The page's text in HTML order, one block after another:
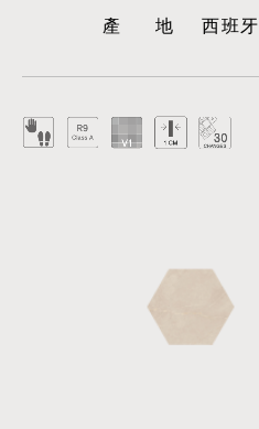
產地西班牙